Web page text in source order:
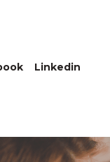
Linkedin